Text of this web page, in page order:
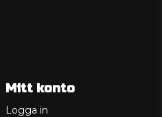
Mitt konto
Logga in